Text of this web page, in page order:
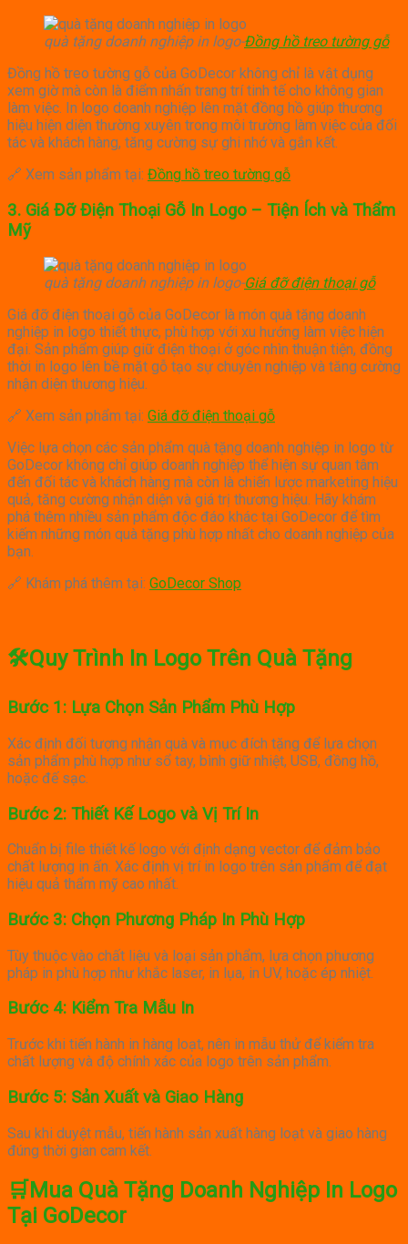
quà tặng doanh nghiệp in logo-Đồng hồ treo tường gỗ
Đồng hồ treo tường gỗ của GoDecor không chỉ là vật dụng
xem giờ mà còn là điểm nhấn trang trí tinh tế cho không gian
làm việc. In logo doanh nghiệp lên mặt đồng hồ giúp thương
hiệu hiện diện thường xuyên trong môi trường làm việc của đối
tác và khách hàng, tăng cường sự ghi nhớ và gắn kết.
🔗 Xem sản phẩm tại: Đồng hồ treo tường gỗ
3. Giá Đỡ Điện Thoại Gỗ In Logo – Tiện Ích và Thẩm
Mỹ
quà tặng doanh nghiệp in logo-Giá đỡ điện thoại gỗ
Giá đỡ điện thoại gỗ của GoDecor là món quà tặng doanh
nghiệp in logo thiết thực, phù hợp với xu hướng làm việc hiện
đại. Sản phẩm giúp giữ điện thoại ở góc nhìn thuận tiện, đồng
thời in logo lên bề mặt gỗ tạo sự chuyên nghiệp và tăng cường
nhận diện thương hiệu.
🔗 Xem sản phẩm tại: Giá đỡ điện thoại gỗ
Việc lựa chọn các sản phẩm quà tặng doanh nghiệp in logo từ
GoDecor không chỉ giúp doanh nghiệp thể hiện sự quan tâm
đến đối tác và khách hàng mà còn là chiến lược marketing hiệu
quả, tăng cường nhận diện và giá trị thương hiệu. Hãy khám
phá thêm nhiều sản phẩm độc đáo khác tại GoDecor để tìm
kiếm những món quà tặng phù hợp nhất cho doanh nghiệp của
bạn.
🔗 Khám phá thêm tại: GoDecor Shop
🛠️Quy Trình In Logo Trên Quà Tặng
Bước 1: Lựa Chọn Sản Phẩm Phù Hợp
Xác định đối tượng nhận quà và mục đích tặng để lựa chọn
sản phẩm phù hợp như sổ tay, bình giữ nhiệt, USB, đồng hồ,
hoặc đế sạc.​
Bước 2: Thiết Kế Logo và Vị Trí In
Chuẩn bị file thiết kế logo với định dạng vector để đảm bảo
chất lượng in ấn. Xác định vị trí in logo trên sản phẩm để đạt
hiệu quả thẩm mỹ cao nhất.​
Bước 3: Chọn Phương Pháp In Phù Hợp
Tùy thuộc vào chất liệu và loại sản phẩm, lựa chọn phương
pháp in phù hợp như khắc laser, in lụa, in UV, hoặc ép nhiệt.
Bước 4: Kiểm Tra Mẫu In
Trước khi tiến hành in hàng loạt, nên in mẫu thử để kiểm tra
chất lượng và độ chính xác của logo trên sản phẩm.​
Bước 5: Sản Xuất và Giao Hàng
Sau khi duyệt mẫu, tiến hành sản xuất hàng loạt và giao hàng
đúng thời gian cam kết.​
🛒Mua Quà Tặng Doanh Nghiệp In Logo
Tại GoDecor